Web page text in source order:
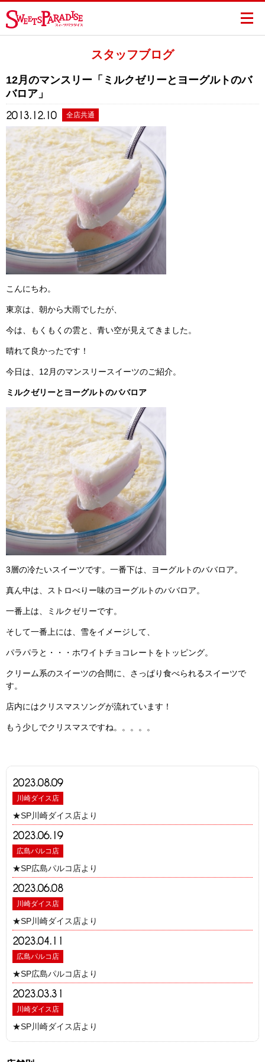
スタッフブログ
2023.08.09
川崎ダイス店
★SP川崎ダイス店より
2023.06.19
広島パルコ店
★SP広島パルコ店より
2023.06.08
川崎ダイス店
★SP川崎ダイス店より
2023.04.11
広島パルコ店
★SP広島パルコ店より
2023.03.31
川崎ダイス店
★SP川崎ダイス店より
12月のマンスリー「ミルクゼリーとヨーグルトのバ
バロア」
2013.12.10 全店共通
こんにちわ。
東京は、朝から大雨でしたが、
今は、もくもくの雲と、青い空が見えてきました。
晴れて良かったです！
今日は、12月のマンスリースイーツのご紹介。
ミルクゼリーとヨーグルトのババロア
3層の冷たいスイーツです。一番下は、ヨーグルトのババロア。
真ん中は、ストロべりー味のヨーグルトのババロア。
一番上は、ミルクゼリーです。
そして一番上には、雪をイメージして、
パラパラと・・・ホワイトチョコレートをトッピング。
クリーム系のスイーツの合間に、さっぱり食べられるスイーツで
す。
店内にはクリスマスソングが流れています！
もう少しでクリスマスですね。。。。。